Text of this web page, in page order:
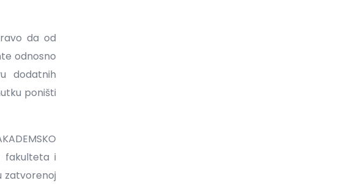
da od
odnosno
dodatnih
poništi
fakulteta i
zatvorenoj